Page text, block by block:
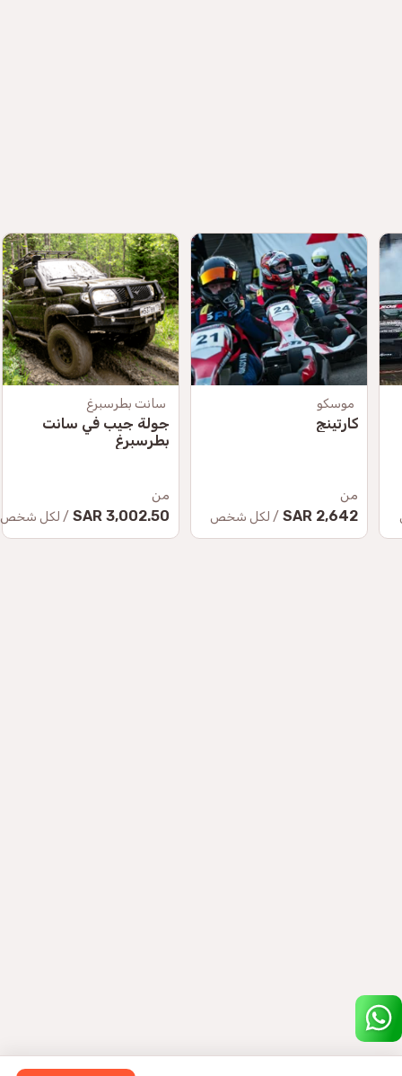
موسكو
كارتينج
من
2,642 SAR / لكل شخص
سانت بطرسبرغ
جولة جيب في سانت
بطرسبرغ
من
3,002.50 SAR / لكل شخص